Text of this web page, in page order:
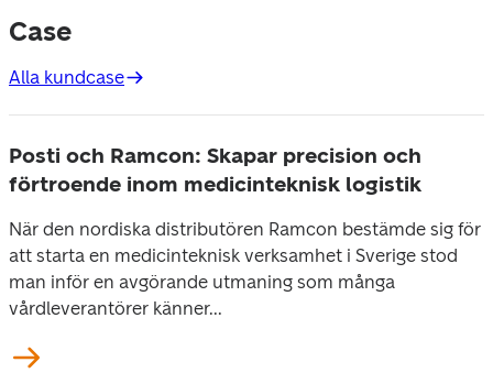
Case
Alla kundcase
Posti och Ramcon: Skapar precision och
förtroende inom medicinteknisk logistik
När den nordiska distributören Ramcon bestämde sig för
att starta en medicinteknisk verksamhet i Sverige stod
man inför en avgörande utmaning som många
vårdleverantörer känner...